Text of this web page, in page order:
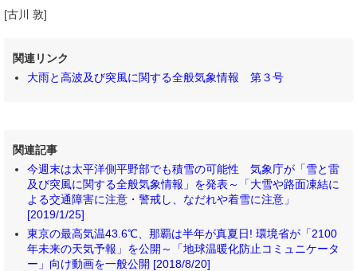
[古川 敦]
関連リンク
大雨と高波及び突風に関する全般気象情報 第３号
関連記事
今週末は太平洋側平野部でも積雪の可能性 気象庁が「雪と雷
及び突風に関する全般気象情報」を発表～「大雪や路面凍結に
よる交通障害に注意・警戒し、なだれや着雪に注意」
[2019/1/25]
東京の最高気温43.6℃、那覇は半年が真夏日! 環境省が「2100
年未来の天気予報」を公開～「地球温暖化防止コミュニケータ
ー」向け動画を一般公開 [2018/8/20]